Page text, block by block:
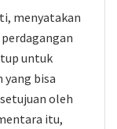
menyatakan
untuk
yang bisa
oleh
itu,